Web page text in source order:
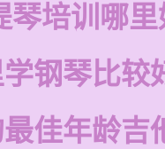
琴培训哪里
钢琴比较
佳年龄吉